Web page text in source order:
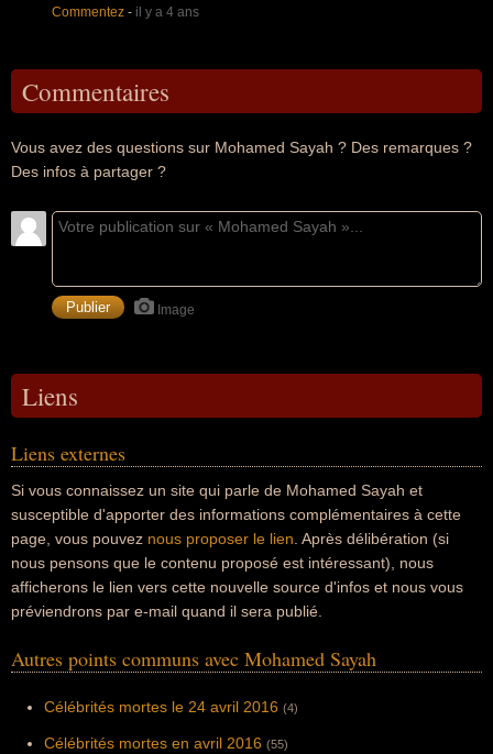
Commentez - il y a 4 ans
Commentaires
Vous avez des questions sur Mohamed Sayah ? Des remarques ?
Des infos à partager ?
Image
Liens
Liens externes
Si vous connaissez un site qui parle de Mohamed Sayah et
susceptible d'apporter des informations complémentaires à cette
page, vous pouvez nous proposer le lien . Après délibération (si
nous pensons que le contenu proposé est intéressant), nous
afficherons le lien vers cette nouvelle source d'infos et nous vous
préviendrons par e-mail quand il sera publié.
Autres points communs avec Mohamed Sayah
Célébrités mortes le 24 avril 2016 (4)
Célébrités mortes en avril 2016 (55)